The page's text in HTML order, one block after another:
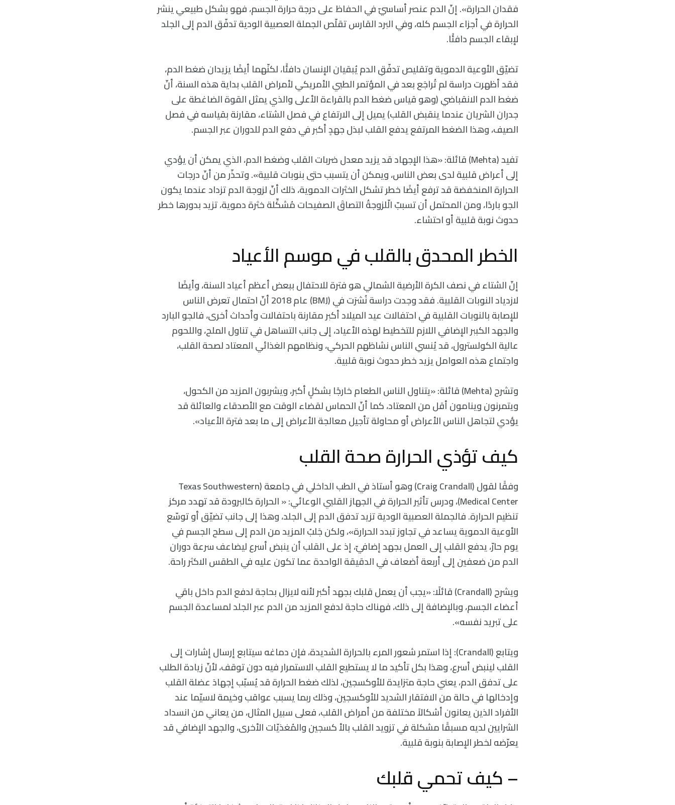
فقدان الحرارة». إنّ الدم عنصر أساسيّ في الحفاظ على درجة حرارة الجسم، فهو بشكل طبيعي ينشر
الحرارة في أجزاء الجسم كله، وفي البرد القارس تقلّص الجملة العصبية الودية تدفّق الدم إلى الجلد
لإبقاء الجسم دافئًا.
تضيّق الأوعية الدموية وتقليص تدفّقِ الدم يُبقيان الإنسان دافئًا، لكنّهما أيضًا يزيدان ضغط الدم،
فقد أظهرت دراسة لم تُراجَع بعد في المؤتمر الطبي الأمريكي لأمراض القلب بداية هذه السنة، أنّ
ضغط الدم الانقباضي (وهو قياس ضغط الدم بالقراءة الأعلى والذي يمثل القوة الضاغطة على
جدران الشريان عندما ينقبض القلب) يميل إلى الارتفاع في فصل الشتاء، مقارنة بقياسه في فصل
الصيف، وهذا الضغط المرتفع يدفع القلب لبذل جهدٍ أكبر في دفع الدم للدوران عبر الجسم.
تفيد (Mehta) قائلة: «هذا الإجهاد قد يزيد معدل ضربات القلب وضغط الدم، الذي يمكن أن يؤدي
إلى أعراض قلبية لدى بعض الناس، ويمكن أن يتسبب حتى بنوبات قلبية». وتحذّر من أنّ درجات
الحرارة المنخفضة قد ترفع أيضًا خطر تشكل الخثرات الدموية، ذلك أنّ لزوجة الدم تزداد عندما يكون
الجو باردًا، ومن المحتمل أن تسببّ الّلزوجةُ التصاقَ الصفيحات مُشكِّلة خثرة دموية، تزيد بدورها خطر
حدوث نوبة قلبية أو احتشاء.
الخطر المحدق بالقلب في موسم الأعياد
إنّ الشتاء في نصف الكرة الأرضية الشمالي هو فترة للاحتفال ببعض أعظم أعياد السنة، وأيضًا
لازدياد النوبات القلبية. فقد وجدت دراسة نُشرَت في (BMJ) عام 2018 أنّ احتمال تعرض الناس
للإصابة بالنوبات القلبية في احتفالات عيد الميلاد أكبر مقارنة باحتفالات وأحداث أخرى، فالجو البارد
والجهد الكببر الإضافي اللازم للتخطيط لهذه الأعياد، إلى جانب التساهل في تناول الملح، واللحوم
عالية الكولسترول، قد يُنسي الناس نشاطَهم الحركي، ونظامهم الغذائي المعتاد لصحة القلب،
واجتماع هذه العوامل يزيد خطر حدوث نوبة قلبية.
وتشرح (Mehta) قائلة: «يتناول الناس الطعام خارجًا بشكلٍ أكبر، ويشربون المزيد من الكحول،
ويتمرنون وينامون أقل من المعتاد، كما أنّ الحماس لقضاء الوقت مع الأصدقاء والعائلة قد
يؤدي لتجاهل الناس الأعراض أو محاولة تأجيل معالجة الأعراض إلى ما بعد فترة الأعياد».
كيف تؤذي الحرارة صحة القلب
وفقًا لقول (Craig Crandall) وهو أستاذ في الطب الداخلي في جامعة (Texas Southwestern
Medical Center)، ودرس تأثير الحرارة في الجهاز القلبي الوعائي: « الحرارة كالبرودة قد تهدد مركز
تنظيم الحرارة. فالجملة العصبية الودية تزيد تدفق الدم إلى الجلد، وهذا إلى جانب تضيّق أو توسّع
الأوعية الدموية يساعد في تجاوز تبدد الحرارة»، ولكن جَلبُ المزيد من الدم إلى سطح الجسم في
يوم حارّ، يدفع القلب إلى العمل بجهد إضافيّ، إذ على القلب أن ينبض أسرع ليضاعف سرعة دوران
الدم من ضعفين إلى أربعة أضعاف في الدقيقة الواحدة عما تكون عليه في الطقس الاكثر راحة.
ويشرح (Crandall) قائلًا: «يجب أن يعمل قلبك بجهد أكبر لأنه لايزال بحاجة لدفع الدم داخل باقي
أعضاء الجسم، وبالإضافة إلى ذلك، فهناك حاجة لدفع المزيد من الدم عبر الجلد لمساعدة الجسم
على تبريد نفسه».
ويتابع (Crandall): إذا استمر شعور المرء بالحرارة الشديدة، فإن دماغه سيتابع إرسال إشارات إلى
القلب لينبض أسرع، وهذا بكل تأكيد ما لا يستطيع القلب الاستمرار فيه دون توقف، لأنّ زيادة الطلب
على تدفق الدم، يعني حاجة متزايدة للأوكسجين، لذلك ضغط الحرارة قد يُسبّب إجهادَ عضلة القلب
وإدخالها في حالة من الافتقار الشديد للأوكسجين، وذلك ربما يسبب عواقب وخيمة لاسيّما عند
الأفراد الذين يعانون أشكالاً مختلفة من أمراض القلب، فعلى سبيل المثال، من يعاني من انسداد
الشرايين لديه مسبقًا مشكلة في تزويد القلب بالأ كسجين والمُغذيّات الأخرى، والجهد الإضافي قد
يعرّضه لخطر الإصابة بنوبة قلبية.
– كيف تحمي قلبك